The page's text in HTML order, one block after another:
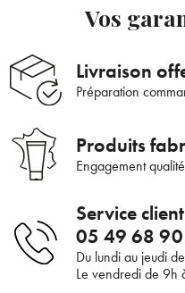
Vos
Livraison
Préparation
Produits
Engagement
Service client
05 49 68
Du lundi au jeudi
Le vendredi de 9h